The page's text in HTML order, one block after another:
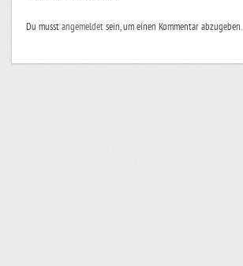
Du musstangemeldetsein, um einen Kommentar abzugeben.